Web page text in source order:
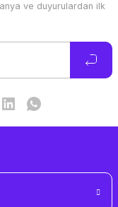
ve duyurulardan ilk